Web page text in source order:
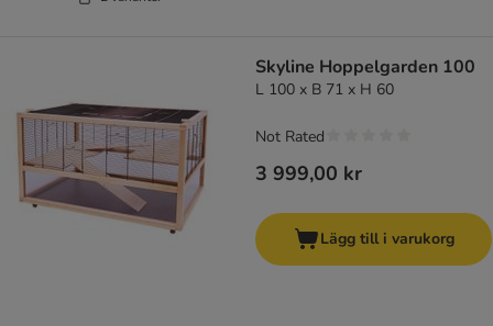
Skyline Hoppelgarden 100
L 100 x B 71 x H 60
3 999,00 kr
Not Rated
Lägg till i varukorg